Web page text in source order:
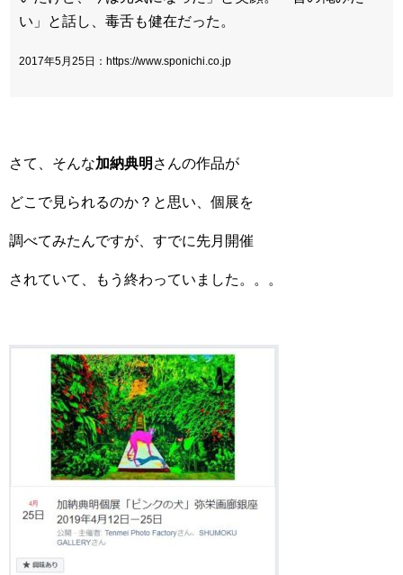
い」と話し、毒舌も健在だった。
2017年5月25日：https://www.sponichi.co.jp
さて、そんな加納典明 さんの作品が
どこで見られるのか？と思い、個展を
調べてみたんですが、すでに先月開催
されていて、もう終わっていました。。。